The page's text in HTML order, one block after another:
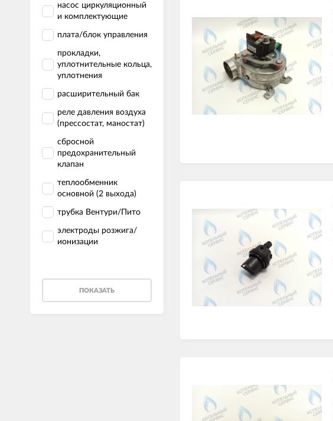
насос циркуляционный
и комплектующие
плата/блок управления
прокладки,
уплотнительные кольца,
уплотнения
расширительный бак
реле давления воздуха
(прессостат, маностат)
сбросной
предохранительный
клапан
теплообменник
основной (2 выхода)
трубка Вентури/Пито
электроды розжига/
ионизации
ПОКАЗАТЬ